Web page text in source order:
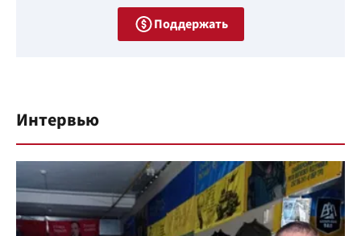
Поддержать
Интервью